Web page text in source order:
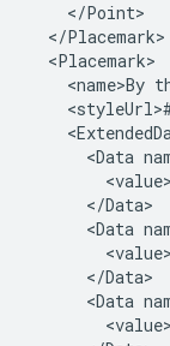
    </Point>
  </Placemark>
  <Placemark>
<name>By
<Data
      </Data>
<Data
      </Data>
<Data